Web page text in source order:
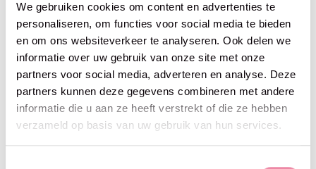
We gebruiken cookies om content en advertenties te
personaliseren, om functies voor social media te bieden
en om ons websiteverkeer te analyseren. Ook delen we
informatie over uw gebruik van onze site met onze
partners voor social media, adverteren en analyse. Deze
partners kunnen deze gegevens combineren met andere
informatie die u aan ze heeft verstrekt of die ze hebben
verzameld op basis van uw gebruik van hun services.